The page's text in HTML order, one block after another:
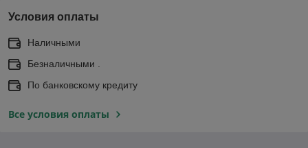
Условия оплаты
Наличными
Безналичными .
По банковскому кредиту
Все условия оплаты